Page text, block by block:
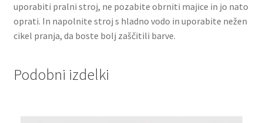
uporabiti pralni stroj, ne pozabite obrniti majice in jo nato
oprati. In napolnite stroj s hladno vodo in uporabite nežen
cikel pranja, da boste bolj zaščitili barve.
Podobni izdelki